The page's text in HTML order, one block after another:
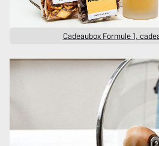
Cadeaubox Formule 1,